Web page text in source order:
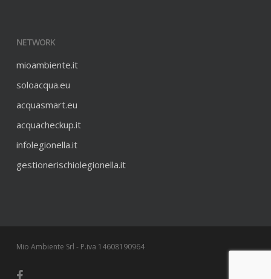
NETWORK
mioambiente.it
soloacqua.eu
acquasmart.eu
acquacheckup.it
infolegionella.it
gestionerischiolegionella.it
Mio Ambiente Srl - P.iva 14608190964
facebook